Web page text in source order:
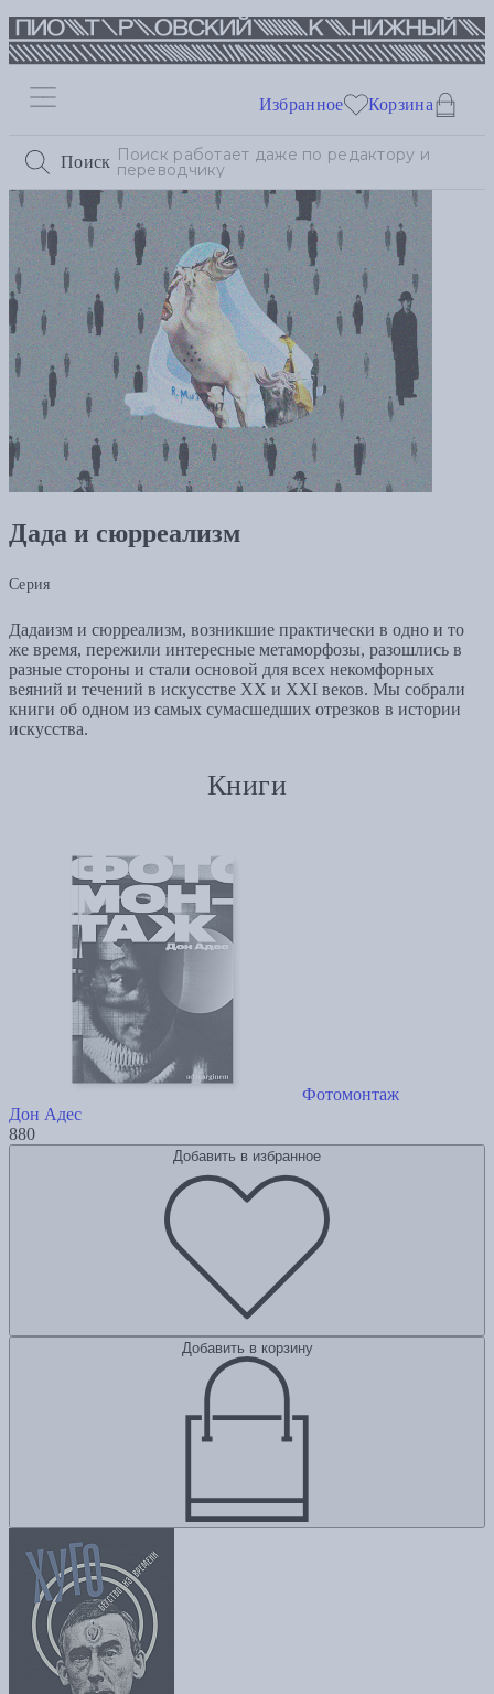
Поиск
Избранное Корзина
Дада и сюрреализм
Серия
Дадаизм и сюрреализм, возникшие практически в одно и то
же время, пережили интересные метаморфозы, разошлись в
разные стороны и стали основой для всех некомфорных
веяний и течений в искусстве ХХ и XXI веков. Мы собрали
книги об одном из самых сумасшедших отрезков в истории
искусства.
Книги
Фотомонтаж
Дон Адес
880
Добавить в избранное
Добавить в корзину